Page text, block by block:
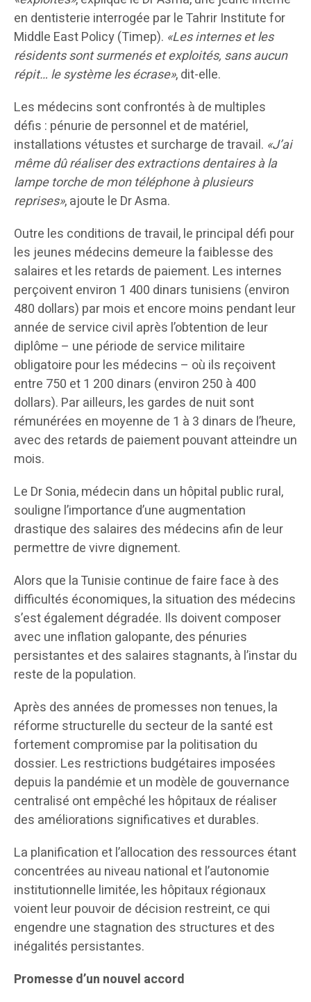
en dentisterie interrogée par le Tahrir Institute for
Middle East Policy (Timep). «Les internes et les
résidents sont surmenés et exploités, sans aucun
répit… le système les écrase», dit-elle.
Les médecins sont confrontés à de multiples
défis : pénurie de personnel et de matériel,
installations vétustes et surcharge de travail. «J’ai
même dû réaliser des extractions dentaires à la
lampe torche de mon téléphone à plusieurs
reprises», ajoute le Dr Asma.
Outre les conditions de travail, le principal défi pour
les jeunes médecins demeure la faiblesse des
salaires et les retards de paiement. Les internes
perçoivent environ 1 400 dinars tunisiens (environ
480 dollars) par mois et encore moins pendant leur
année de service civil après l’obtention de leur
diplôme – une période de service militaire
obligatoire pour les médecins – où ils reçoivent
entre 750 et 1 200 dinars (environ 250 à 400
dollars). Par ailleurs, les gardes de nuit sont
rémunérées en moyenne de 1 à 3 dinars de l’heure,
avec des retards de paiement pouvant atteindre un
mois.
Le Dr Sonia, médecin dans un hôpital public rural,
souligne l’importance d’une augmentation
drastique des salaires des médecins afin de leur
permettre de vivre dignement.
Alors que la Tunisie continue de faire face à des
difficultés économiques, la situation des médecins
s’est également dégradée. Ils doivent composer
avec une inflation galopante, des pénuries
persistantes et des salaires stagnants, à l’instar du
reste de la population.
Après des années de promesses non tenues, la
réforme structurelle du secteur de la santé est
fortement compromise par la politisation du
dossier. Les restrictions budgétaires imposées
depuis la pandémie et un modèle de gouvernance
centralisé ont empêché les hôpitaux de réaliser
des améliorations significatives et durables.
La planification et l’allocation des ressources étant
concentrées au niveau national et l’autonomie
institutionnelle limitée, les hôpitaux régionaux
voient leur pouvoir de décision restreint, ce qui
engendre une stagnation des structures et des
inégalités persistantes.
Promesse d’un nouvel accord